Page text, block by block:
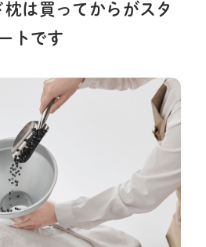
は買ってからがスタ
トです​